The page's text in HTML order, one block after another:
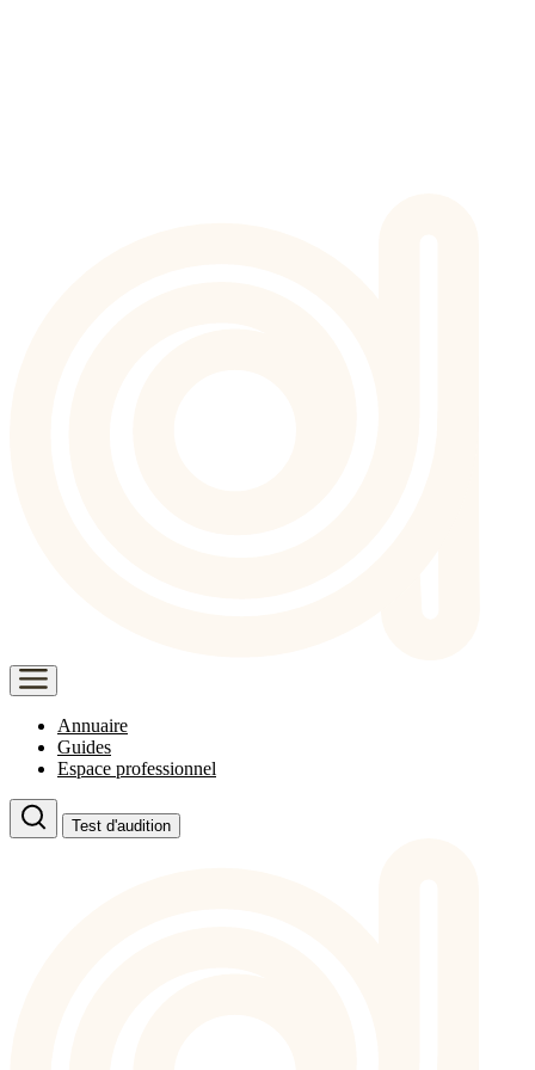
Annuaire
Guides
Espace professionnel
Test d'audition